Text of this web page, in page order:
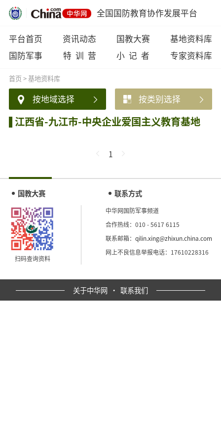
全国国防教育协作发展平台
平台首页 资讯动态 国教大赛
基地资料库
国防军事
特 训 营 小 记 者 专家资料库
首页>基地资料库
按地域选择 按类别选择
江西省-九江市-中央企业爱国主义教育基地
1
国教大赛
扫码查询资料
联系方式
中华网国防军事频道
合作热线：010 - 5617 6115
联系邮箱：qilin.xing@zhixun.china.com
网上不良信息举报电话：17610228316
关于中华网 · 联系我们